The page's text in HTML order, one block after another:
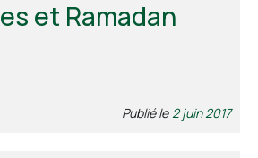
et Ramadan
Publié le 2 juin 2017